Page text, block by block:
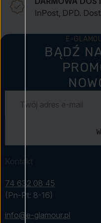
InPost, DPD.
E-
BĄDŹ
Kontakt
74 632 08 45
(Pn-Pt: 8-16)
info@e-glamour.pl